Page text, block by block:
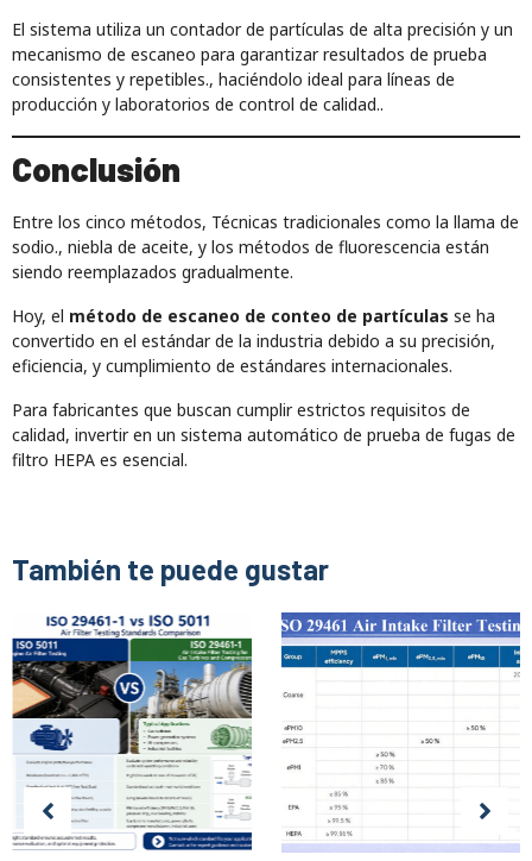
El sistema utiliza un contador de partículas de alta precisión y un
mecanismo de escaneo para garantizar resultados de prueba
consistentes y repetibles., haciéndolo ideal para líneas de
producción y laboratorios de control de calidad..
Conclusión
Entre los cinco métodos, Técnicas tradicionales como la llama de
sodio., niebla de aceite, y los métodos de fluorescencia están
siendo reemplazados gradualmente.
Hoy, el método de escaneo de conteo de partículas se ha
convertido en el estándar de la industria debido a su precisión,
eficiencia, y cumplimiento de estándares internacionales.
Para fabricantes que buscan cumplir estrictos requisitos de
calidad, invertir en un sistema automático de prueba de fugas de
filtro HEPA es esencial.
También te puede gustar